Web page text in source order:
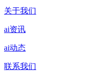
关于我们
ai资讯
ai动态
联系我们